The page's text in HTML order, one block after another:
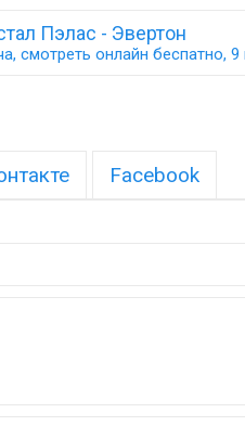
Пэлас - Эвертон
смотреть онлайн беспатно, 9
Facebook